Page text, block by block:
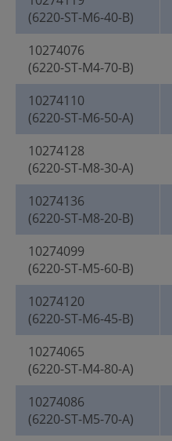
(6220-ST-M6-40-B)
10274076
(6220-ST-M4-70-B)
10274110
(6220-ST-M6-50-A)
10274128
(6220-ST-M8-30-A)
10274136
(6220-ST-M8-20-B)
10274099
(6220-ST-M5-60-B)
10274120
(6220-ST-M6-45-B)
10274065
(6220-ST-M4-80-A)
10274086
(6220-ST-M5-70-A)